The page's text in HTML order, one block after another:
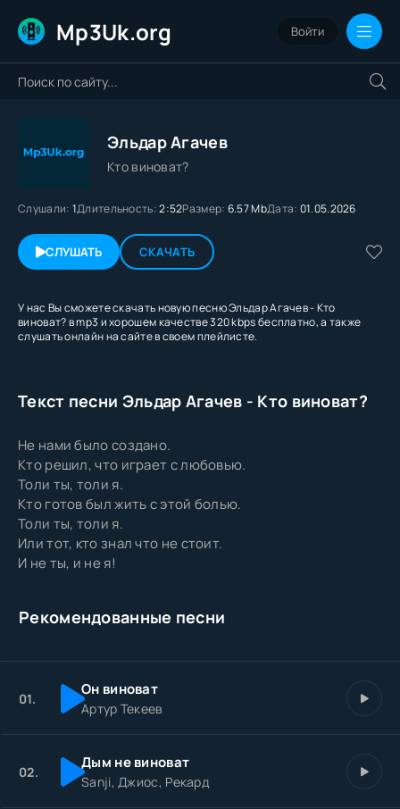
Mp3Uk.org Войти
Эльдар Агачев
Кто виноват?
Слушали: 1Длительность:2:52Размер: 6.57 MbДата: 01.05.2026
СЛУШАТЬ СКАЧАТЬ
У нас Вы сможете скачать новую песню Эльдар Агачев - Кто
виноват? в mp3 и хорошем качестве 320 kbps бесплатно, а также
слушать онлайн на сайте в своем плейлисте.
Текст песни Эльдар Агачев - Кто виноват?
Не нами было создано.
Кто решил, что играет с любовью.
Толи ты, толи я.
Кто готов был жить с этой болью.
Толи ты, толи я.
Или тот, кто знал что не стоит.
И не ты, и не я!
Рекомендованные песни
01. Он виноват
Артур Текеев
02. Дым не виноват
Sanji, Джиос, Рекард